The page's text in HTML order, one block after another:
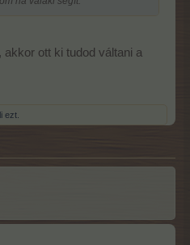
ott ki tudod váltani a
ezt.